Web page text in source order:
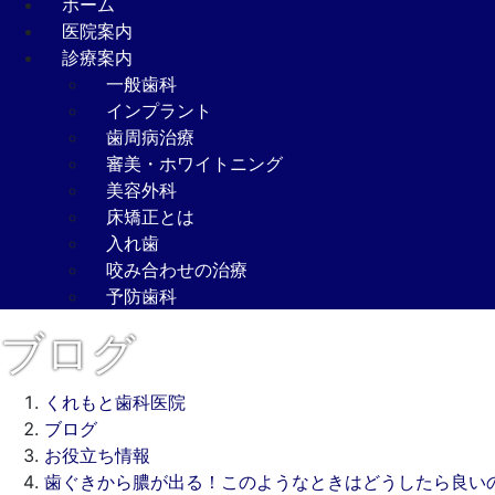
医院案内
診療案内
一般歯科
インプラント
歯周病治療
審美・ホワイトニング
美容外科
床矯正とは
入れ歯
咬み合わせの治療
予防歯科
ブログ
くれもと歯科医院
ブログ
お役立ち情報
歯ぐきから膿が出る！このようなときはどうしたら良い